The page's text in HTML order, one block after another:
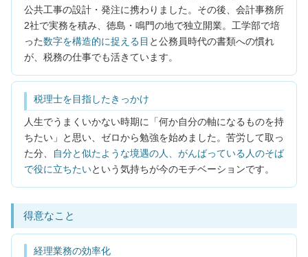
公共工事の設計・発注に携わりました。その後、会計事務所
2社で実務を積み、徳島・鳴門の地で独立開業。工学部で培
った数字を構造的に捉える目 と公務員時代の書類への慣れ
が、税務の仕事でも活きています。
税理士を目指したきっかけ
人生でうまくいかない時期に「何か自分の軸になるものを持
ちたい」と思い、ゼロから勉強を始めました。苦労して取っ
た分、
自分と似たような境遇の人、がんばっている人のそば
で役に立ちたいという気持ちが今のモチベーションです。
得意なこと
経理業務の効率化